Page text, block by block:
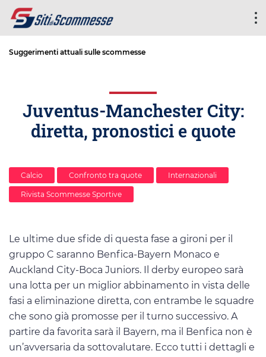
Suggerimenti attuali sulle scommesse
Juventus-Manchester City:
diretta, pronostici e quote
Calcio Confronto tra quote Internazionali
Rivista Scommesse Sportive
Le ultime due sfide di questa fase a gironi per il
gruppo C saranno Benfica-Bayern Monaco e
Auckland City-Boca Juniors. Il derby europeo sarà
una lotta per un miglior abbinamento in vista delle
fasi a eliminazione diretta, con entrambe le squadre
che sono già promosse per il turno successivo. A
partire da favorita sarà il Bayern, ma il Benfica non è
un’avversaria da sottovalutare. Ecco tutti i dettagli e